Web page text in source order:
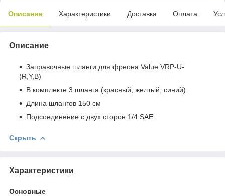
Описание Характеристики Доставка Оплата
Описание
Заправочные шланги для фреона Value VRP-U-
(R,Y,B)
В комплекте 3 шланга (красный, желтый, синий)
Длина шлангов 150 см
Подсоединение с двух сторон 1/4 SAE
Скрыть
Характеристики
Основные